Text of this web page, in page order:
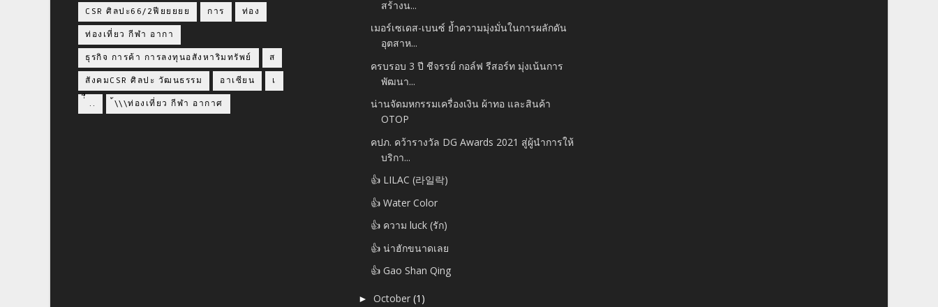
CSR ศิลปะ66/2ฟียยยยย การ ท่อง
ท่องเที่ยว กีฬา อากา
ธุรกิจ การค้า การลงทุนอสังหาริมทรัพย์ ส
สังคมCSR ศิลปะ วัฒนธรรม อาเซียน เ
่่ื​ .. ้\\\ท่องเที่ยว กีฬา อากาศ
สร้างน...
เมอร์เซเดส-เบนซ์ ย้ำความมุ่งมั่นในการผลักดัน
อุตสาห...
ครบรอบ 3 ปี ชีจรรย์ กอล์ฟ รีสอร์ท มุ่งเน้นการ
พัฒนา...
น่านจัดมหกรรมเครื่องเงิน ผ้าทอ และสินค้า
OTOP
คปภ. คว้ารางวัล DG Awards 2021 สู่ผู้นำการให้
บริกา...
👍 LILAC (라일락)
👍 Water Color
👍 ความ luck (รัก)
👍 น่าฮักขนาดเลย
👍 Gao Shan Qing
►October(1)